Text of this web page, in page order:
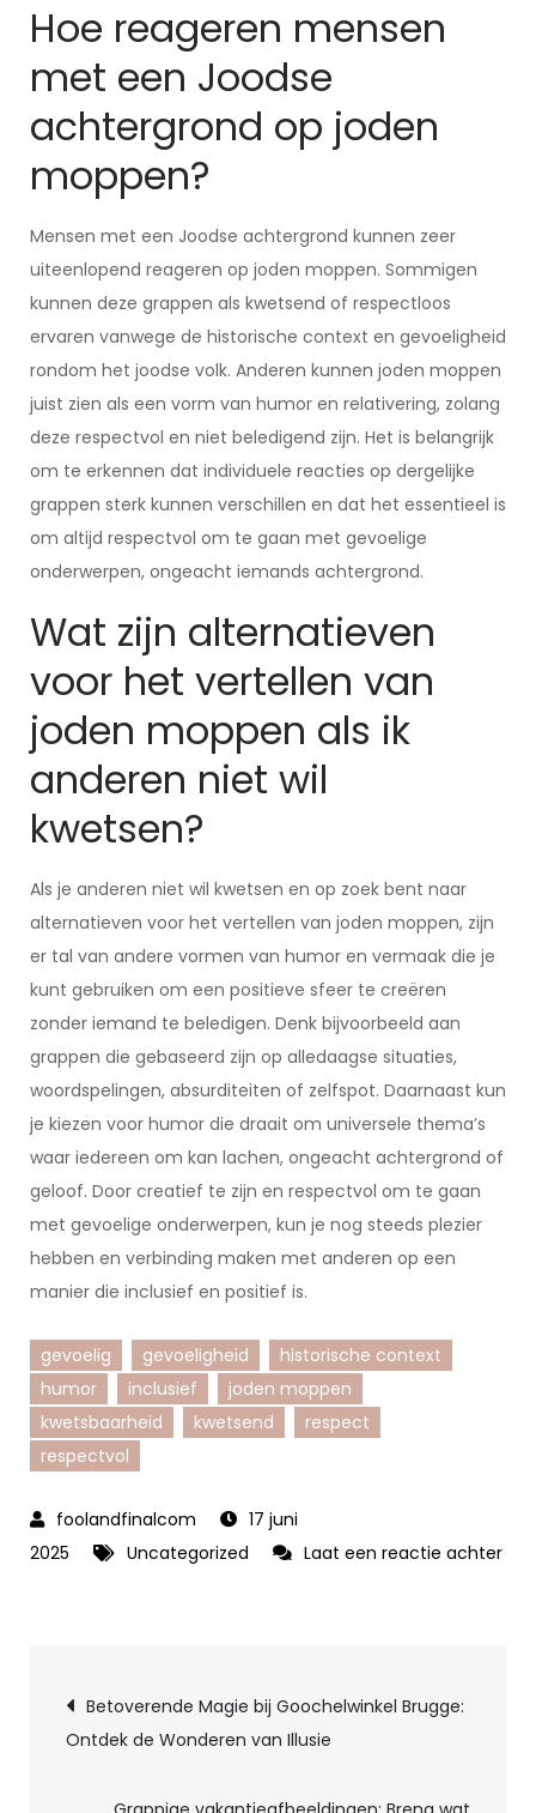
Hoe reageren mensen
met een Joodse
achtergrond op joden
moppen?
Mensen met een Joodse achtergrond kunnen zeer
uiteenlopend reageren op joden moppen. Sommigen
kunnen deze grappen als kwetsend of respectloos
ervaren vanwege de historische context en gevoeligheid
rondom het joodse volk. Anderen kunnen joden moppen
juist zien als een vorm van humor en relativering, zolang
deze respectvol en niet beledigend zijn. Het is belangrijk
om te erkennen dat individuele reacties op dergelijke
grappen sterk kunnen verschillen en dat het essentieel is
om altijd respectvol om te gaan met gevoelige
onderwerpen, ongeacht iemands achtergrond.
Wat zijn alternatieven
voor het vertellen van
joden moppen als ik
anderen niet wil
kwetsen?
Als je anderen niet wil kwetsen en op zoek bent naar
alternatieven voor het vertellen van joden moppen, zijn
er tal van andere vormen van humor en vermaak die je
kunt gebruiken om een positieve sfeer te creëren
zonder iemand te beledigen. Denk bijvoorbeeld aan
grappen die gebaseerd zijn op alledaagse situaties,
woordspelingen, absurditeiten of zelfspot. Daarnaast kun
je kiezen voor humor die draait om universele thema’s
waar iedereen om kan lachen, ongeacht achtergrond of
geloof. Door creatief te zijn en respectvol om te gaan
met gevoelige onderwerpen, kun je nog steeds plezier
hebben en verbinding maken met anderen op een
manier die inclusief en positief is.
gevoelig gevoeligheid
historische context
humor
inclusief
joden moppen
kwetsbaarheid
kwetsend
respect
respectvol
17 juni
2025
Uncategorized
Laat een reactie achter
Joden
Berichtnavigatie
Betoverende Magie bij Goochelwinkel Brugge:
Ontdek de Wonderen van Illusie